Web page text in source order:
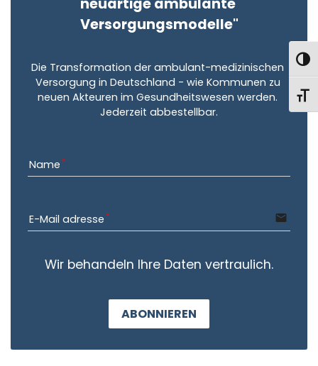
neuartige ambulante
Versorgungsmodelle"
Die Transformation der ambulant-medizinischen
Versorgung in Deutschland - wie Kommunen zu
neuen Akteuren im Gesundheitswesen werden.
Jederzeit abbestellbar.
Name
E-Mail adresse email
Wir behandeln Ihre Daten vertraulich.
ABONNIEREN